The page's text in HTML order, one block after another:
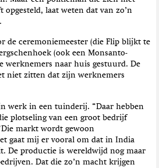
laat weten dat van zo’n
de ceremoniemeester (die Flip blijkt te
(ook een Monsanto-
werknemers naar huis gestuurd. De
niet zitten dat zijn werknemers
werk in een tuinderij. “Daar hebben
plotseling van een groot bedrijf
markt wordt gewoon
gaat mij er vooral om dat in India
De productie is wereldwijd nog maar
Dat die zo’n macht krijgen